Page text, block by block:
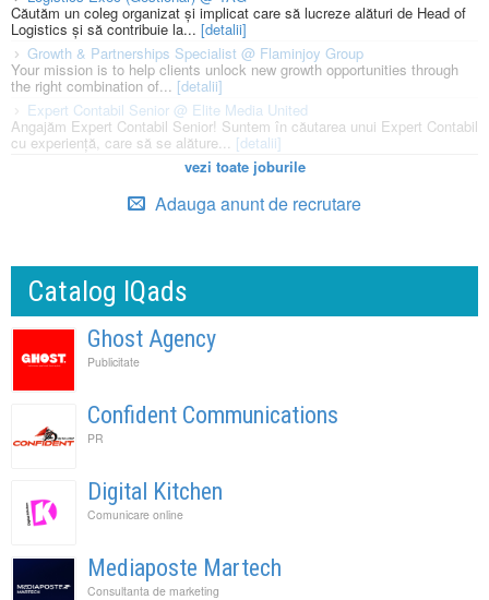
Căutăm un coleg organizat și implicat care să lucreze alături de Head of
Logistics și să contribuie la... [detalii]
Growth & Partnerships Specialist @ Flaminjoy Group
Your mission is to help clients unlock new growth opportunities through
the right combination of... [detalii]
Expert Contabil Senior @ Elite Media United
Angajăm Expert Contabil Senior! Suntem în căutarea unui Expert Contabil
cu experiență, care să se alăture... [detalii]
vezi toate joburile
Adauga anunt de recrutare
Catalog IQads
Ghost Agency
Publicitate
Confident Communications
PR
Digital Kitchen
Comunicare online
Mediaposte Martech
Consultanta de marketing